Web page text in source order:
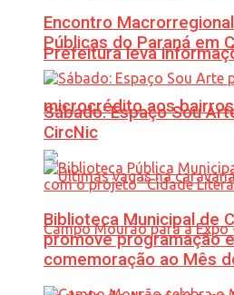
Prefeitura leva
microcrédito aos
Encontro
Públicas do Paraná em
Sábado: Espaço Sou
CircNic
Biblioteca Municipal de
promove programação
comemoração ao Mês